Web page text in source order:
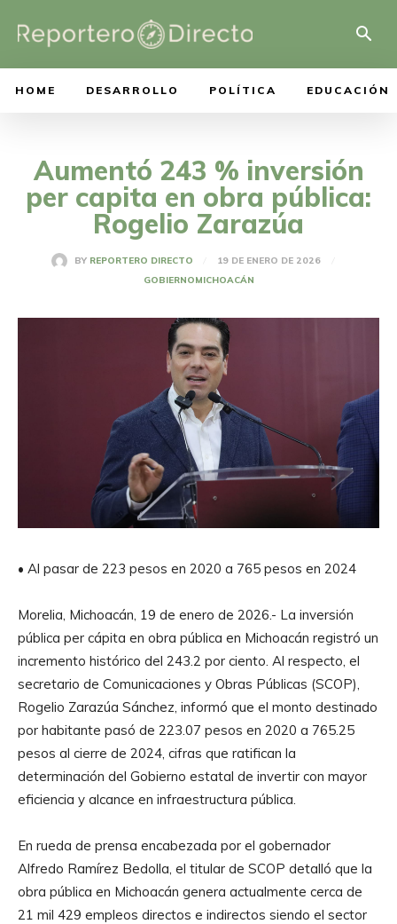
HOME DESARROLLO POLÍTICA EDUCACIÓN
Aumentó 243 % inversión
per capita en obra pública:
Rogelio Zarazúa
BY REPORTERO DIRECTO
19 DE ENERO DE 2026
GOBIERNOMICHOACÁN
• Al pasar de 223 pesos en 2020 a 765 pesos en 2024
Morelia, Michoacán, 19 de enero de 2026.- La inversión
pública per cápita en obra pública en Michoacán registró un
incremento histórico del 243.2 por ciento. Al respecto, el
secretario de Comunicaciones y Obras Públicas (SCOP),
Rogelio Zarazúa Sánchez, informó que el monto destinado
por habitante pasó de 223.07 pesos en 2020 a 765.25
pesos al cierre de 2024, cifras que ratifican la
determinación del Gobierno estatal de invertir con mayor
eficiencia y alcance en infraestructura pública.
En rueda de prensa encabezada por el gobernador
Alfredo Ramírez Bedolla, el titular de SCOP detalló que la
obra pública en Michoacán genera actualmente cerca de
21 mil 429 empleos directos e indirectos siendo el sector